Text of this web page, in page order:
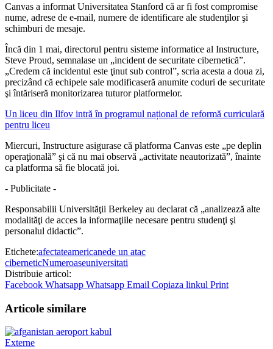
Canvas a informat Universitatea Stanford că ar fi fost compromise
nume, adrese de e-mail, numere de identificare ale studenţilor şi
schimburi de mesaje.
Încă din 1 mai, directorul pentru sisteme informatice al Instructure,
Steve Proud, semnalase un „incident de securitate cibernetică”.
„Credem că incidentul este ţinut sub control”, scria acesta a doua zi,
precizând că echipele sale modificaseră anumite coduri de securitate
şi întăriseră monitorizarea tuturor platformelor.
Un liceu din Ilfov intră în programul național de reformă curriculară
pentru liceu
Miercuri, Instructure asigurase că platforma Canvas este „pe deplin
operaţională” şi că nu mai observă „activitate neautorizată”, înainte
ca platforma să fie blocată joi.
- Publicitate -
Responsabilii Universităţii Berkeley au declarat că „analizează alte
modalităţi de acces la informaţiile necesare pentru studenţi şi
personalul didactic”.
Etichete:afectateamericanede un atac
ciberneticNumeroaseuniversitati
Distribuie articol:
Facebook Whatsapp Whatsapp Email Copiaza linkul Print
Articole similare
Externe